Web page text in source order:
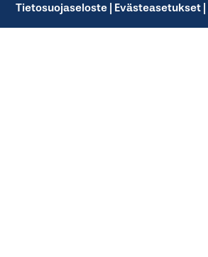
Tietosuojaseloste| Evästeasetukset|